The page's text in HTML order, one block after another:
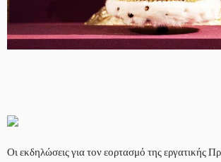
Οι εκδηλώσεις για τον εορτασμό της εργατικής